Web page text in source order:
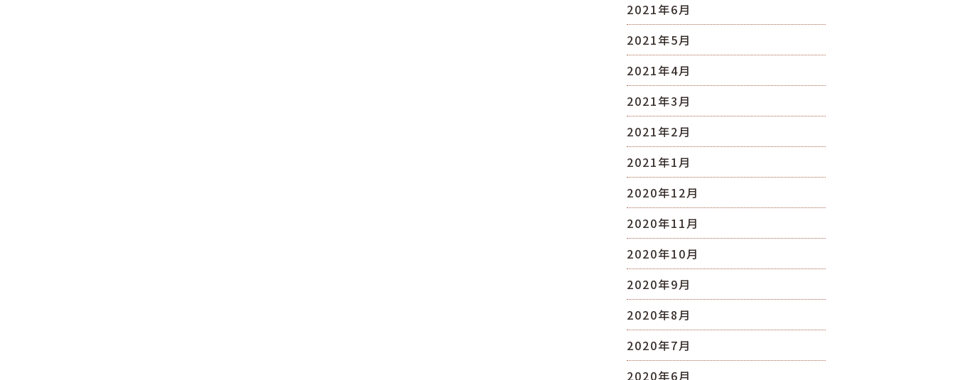
2021年6月
2021年5月
2021年4月
2021年3月
2021年2月
2021年1月
2020年12月
2020年11月
2020年10月
2020年9月
2020年8月
2020年7月
2020年6月